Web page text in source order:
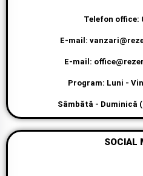
Telefon office:
E-mail:
E-mail:
Program: Luni -
Sâmbătă - Duminică
SOCIAL